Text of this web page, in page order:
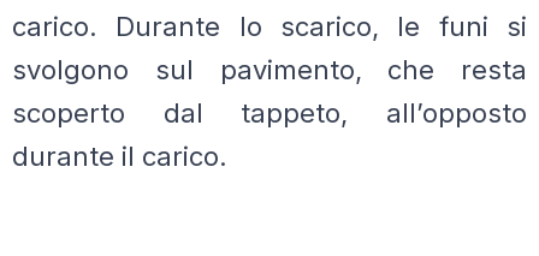
carico. Durante lo scarico, le funi si
svolgono sul pavimento, che resta
scoperto dal tappeto, all’opposto
durante il carico.